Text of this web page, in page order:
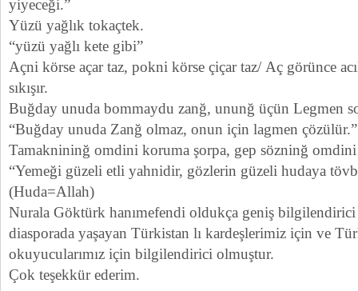
yiyeceği.”
Yüzü yağlık tokaçtek.
“yüzü yağlı kete gibi”
Açni körse açar taz, pokni körse çiçar taz/ Aç görünce
sıkışır.
Buğday unuda bommaydu zanğ, ununğ üçün Legmen
“Buğday unuda Zanğ olmaz, onun için lagmen çözülür.”
Tamaknininğ omdini koruma şorpa, gep sözninğ
“Yemeği güzeli etli yahnidir, gözlerin güzeli hudaya
(Huda=Allah)
Nurala Göktürk hanımefendi oldukça geniş bilgilendirici
diasporada yaşayan Türkistan lı kardeşlerimiz için ve
okuyucularımız için bilgilendirici olmuştur.
Çok teşekkür ederim.